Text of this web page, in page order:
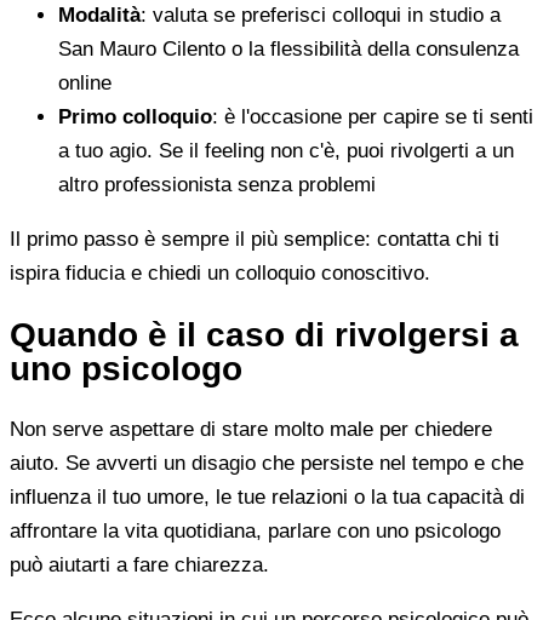
Modalità: valuta se preferisci colloqui in studio a
San Mauro Cilento o la flessibilità della consulenza
online
Primo colloquio: è l'occasione per capire se ti senti
a tuo agio. Se il feeling non c'è, puoi rivolgerti a un
altro professionista senza problemi
Il primo passo è sempre il più semplice: contatta chi ti
ispira fiducia e chiedi un colloquio conoscitivo.
Quando è il caso di rivolgersi a
uno psicologo
Non serve aspettare di stare molto male per chiedere
aiuto. Se avverti un disagio che persiste nel tempo e che
influenza il tuo umore, le tue relazioni o la tua capacità di
affrontare la vita quotidiana, parlare con uno psicologo
può aiutarti a fare chiarezza.